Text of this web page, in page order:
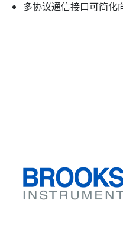
多协议通信接口可简化